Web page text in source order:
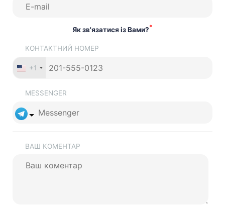
Як зв'язатися із Вами?*
КОНТАКТНИЙ НОМЕР
+1
MESSENGER
ВАШ КОМЕНТАР